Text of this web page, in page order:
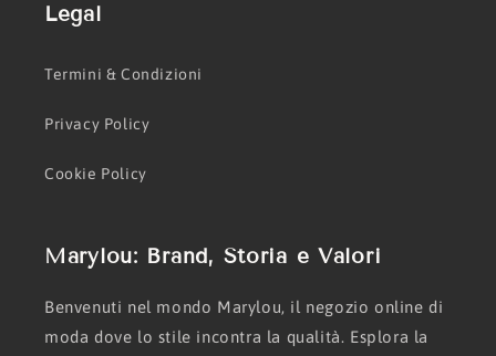
Legal
Termini & Condizioni
Privacy Policy
Cookie Policy
Marylou: Brand, Storia e Valori
Benvenuti nel mondo Marylou, il negozio online di
moda dove lo stile incontra la qualità. Esplora la